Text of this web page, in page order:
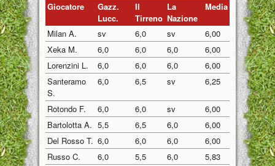
Giocatore
Gazz.
Lucc.
Il
Tirreno
La
Nazione
Media
Milan A. sv 6,0 sv
6,00
Xeka M.
6,0 6,0 6,0
6,00
Lorenzini L.
6,0 6,0 6,0
6,00
Santeramo
S.
6,0 6,5 sv 6,25
Rotondo F. 6,0 6,0 sv
6,00
Bartolotta A. 5,5 6,5 6,0
6,00
Del Rosso T. 6,0 6,0 6,0
6,00
Russo C.
6,0 5,5 6,0
5,83